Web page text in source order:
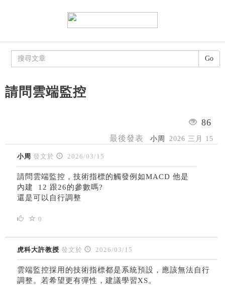
請問雲端監控
86
最後發表 小周 2026 三月 15
小周 發文於 2026/03/15
請問雲端監控，技術指標的觸發例如MACD 他是
內建 12 跟26的參數嗎?
還是可以自行調整
0
虎科大許教授 發文於 2026/03/15
雲端監控採用的技術指標都是系統預設，應該無法自行
調整。若希望更有彈性，建議學習XS。
Go